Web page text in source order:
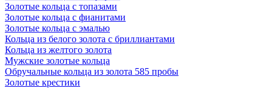
Золотые кольца с топазами
Золотые кольца с фианитами
Золотые кольца с эмалью
Кольца из белого золота с бриллиантами
Кольца из желтого золота
Мужские золотые кольца
Обручальные кольца из золота 585 пробы
Золотые крестики